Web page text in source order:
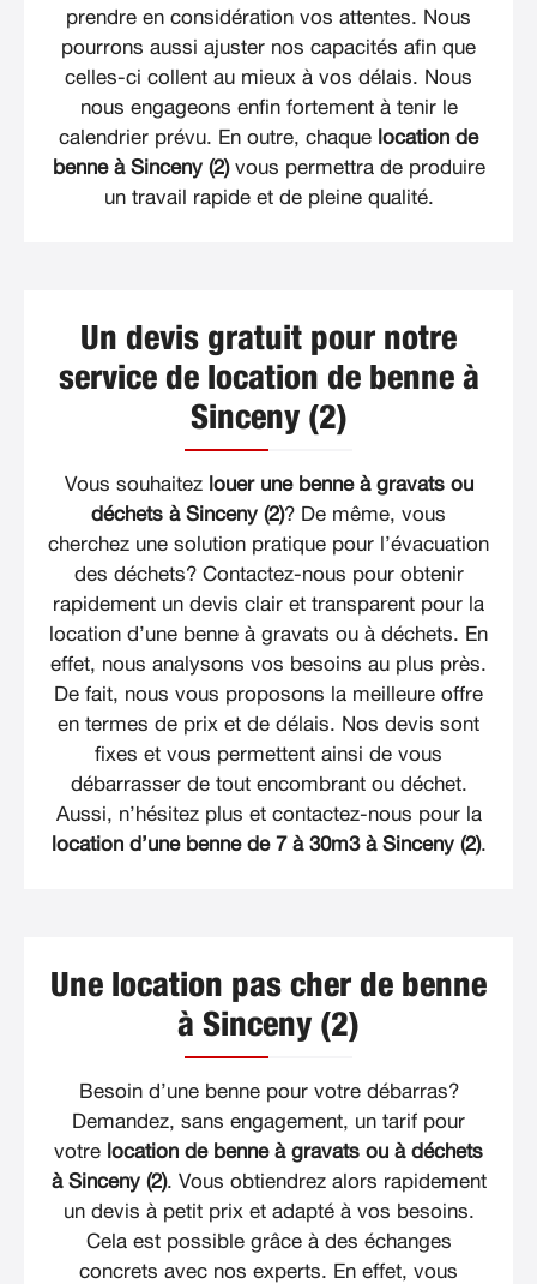
prendre en considération vos attentes. Nous
pourrons aussi ajuster nos capacités afin que
celles-ci collent au mieux à vos délais. Nous
nous engageons enfin fortement à tenir le
calendrier prévu. En outre, chaque location de
benne à Sinceny (2)vous permettra de produire
un travail rapide et de pleine qualité.
Un devis gratuit pour notre
service de location de benne à
Sinceny (2)
Vous souhaitez louer une benne à gravats ou
déchets à Sinceny (2)? De même, vous
cherchez une solution pratique pour l’évacuation
des déchets? Contactez-nous pour obtenir
rapidement un devis clair et transparent pour la
location d’une benne à gravats ou à déchets. En
effet, nous analysons vos besoins au plus près.
De fait, nous vous proposons la meilleure offre
en termes de prix et de délais. Nos devis sont
fixes et vous permettent ainsi de vous
débarrasser de tout encombrant ou déchet.
Aussi, n’hésitez plus et contactez-nous pour la
location d’une benne de 7 à 30m3 à Sinceny (2).
Une location pas cher de benne
à Sinceny (2)
Besoin d’une benne pour votre débarras?
Demandez, sans engagement, un tarif pour
votre location de benne à gravats ou à déchets
à Sinceny (2). Vous obtiendrez alors rapidement
un devis à petit prix et adapté à vos besoins.
Cela est possible grâce à des échanges
concrets avec nos experts. En effet, vous